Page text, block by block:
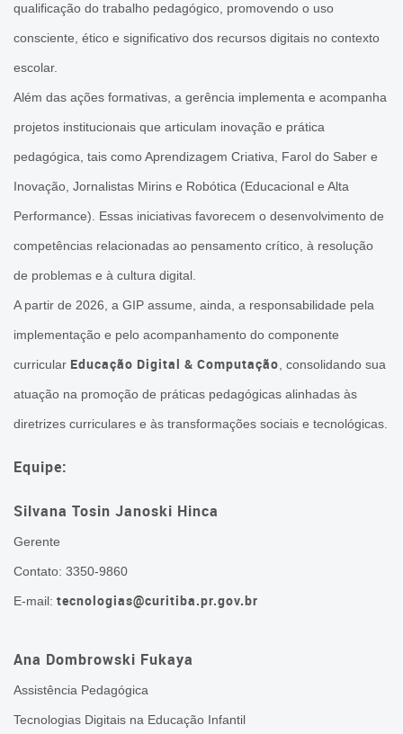
Jornalistas Mirins
Laboratório Pedagógico de
Materiais Pedagógicos
Robótica e Linguagem de
Programação
Segurança na Internet
Fale Conosco
qualificação do trabalho pedagógico, promovendo o uso
consciente, ético e significativo dos recursos digitais no contexto
escolar.
Além das ações formativas, a gerência implementa e acompanha
projetos institucionais que articulam inovação e prática
pedagógica, tais como Aprendizagem Criativa, Farol do Saber e
Inovação, Jornalistas Mirins e Robótica (Educacional e Alta
Performance). Essas iniciativas favorecem o desenvolvimento de
competências relacionadas ao pensamento crítico, à resolução
de problemas e à cultura digital.
A partir de 2026, a GIP assume, ainda, a responsabilidade pela
implementação e pelo acompanhamento do componente
curricular Educação Digital & Computação , consolidando sua
atuação na promoção de práticas pedagógicas alinhadas às
diretrizes curriculares e às transformações sociais e tecnológicas.
Equipe:
Silvana Tosin Janoski Hinca
Gerente
Contato: 3350-9860
E-mail: tecnologias@curitiba.pr.gov.br
Ana Dombrowski Fukaya
Assistência Pedagógica
Tecnologias Digitais na Educação Infantil